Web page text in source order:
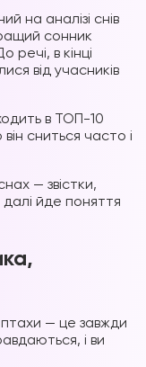
на аналізі снів
сонник
речі, в кінці
від учасників
в ТОП-10
сниться часто і
— звістки,
йде поняття
— це завжди
і ви